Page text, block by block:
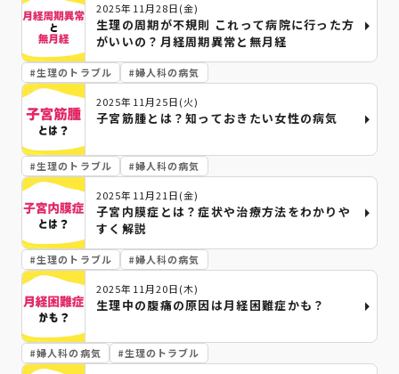
2025年11月28日(金)
生理の周期が不規則 これって病院に行った方
がいいの？月経周期異常と無月経
#生理のトラブル #婦人科の病気
2025年11月25日(火)
子宮筋腫とは？知っておきたい女性の病気
#生理のトラブル #婦人科の病気
2025年11月21日(金)
子宮内膜症とは？症状や治療方法をわかりや
すく解説
#生理のトラブル #婦人科の病気
2025年11月20日(木)
生理中の腹痛の原因は月経困難症かも？
#婦人科の病気 #生理のトラブル